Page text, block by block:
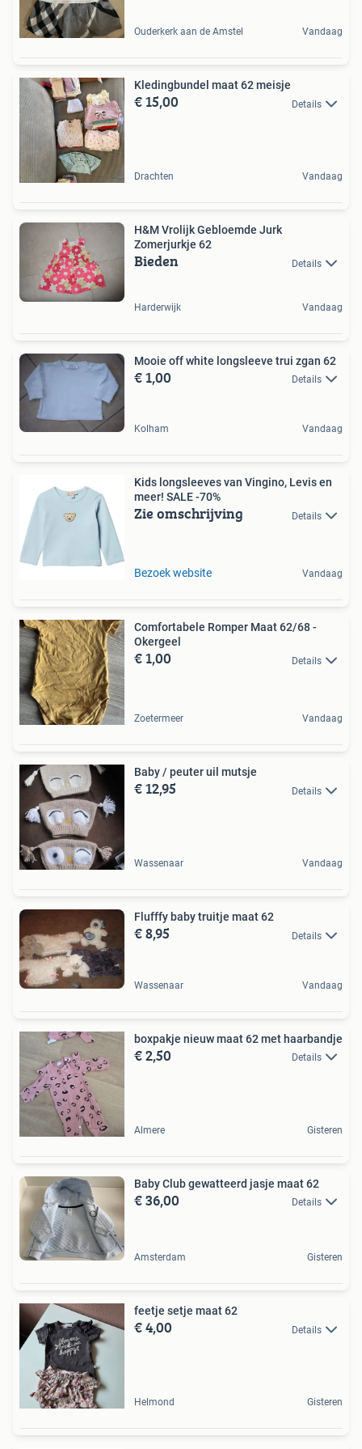
Ouderkerk aan de Amstel Vandaag
Kledingbundel maat 62 meisje
€ 15,00 Details
Drachten Vandaag
H&M Vrolijk Gebloemde Jurk
Zomerjurkje 62
Bieden Details
Harderwijk Vandaag
Mooie off white longsleeve trui zgan 62
€ 1,00 Details
Kolham Vandaag
Kids longsleeves van Vingino, Levis en
meer! SALE -70%
Zie omschrijving Details
Bezoek website Vandaag
Comfortabele Romper Maat 62/68 -
Okergeel
€ 1,00 Details
Zoetermeer Vandaag
Baby / peuter uil mutsje
€ 12,95 Details
Wassenaar Vandaag
Flufffy baby truitje maat 62
€ 8,95 Details
Wassenaar Vandaag
boxpakje nieuw maat 62 met haarbandje
€ 2,50 Details
Almere Gisteren
Baby Club gewatteerd jasje maat 62
€ 36,00 Details
Amsterdam Gisteren
feetje setje maat 62
€ 4,00 Details
Helmond Gisteren